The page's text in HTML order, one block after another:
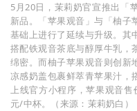
5月20日，茉莉奶官宣推出「
新品。「苹果观音」与「柚子
基础上进行了延续与升级。其
搭配铁观音茶底与醇厚牛乳，
绵密。而柚子苹果观音则创新
凉感奶盖包裹鲜萃青苹果汁，
上线官方小程序，苹果观音
元/中杯。（来源：茉莉奶白）